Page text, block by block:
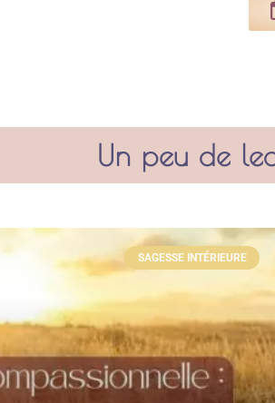
Un peu de
SAGESSE INTÉRIEURE